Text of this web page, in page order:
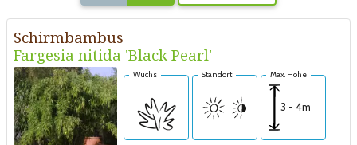
Schirmbambus
Fargesia nitida 'Black Pearl'
Wuchs Standort Max. Höhe
3 - 4m